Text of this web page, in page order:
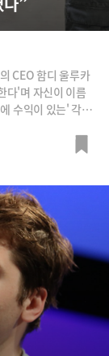
CEO 함디 울루카
다'며 자신이 이름
수익이 있는' 각본